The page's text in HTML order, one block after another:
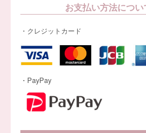
お支払い方法につい
・クレジットカード
・PayPay